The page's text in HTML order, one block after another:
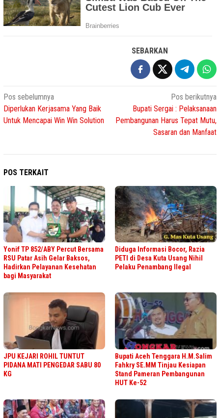
SEBARKAN
Navigasi
pos
Pos sebelumnya
Diperlukan Kerjasama Yang Baik
Untuk Mencapai Win Win Solution
Pos berikutnya
Bupati Sergai : Pelaksanaan
Pembangunan Harus Tepat Mutu,
Sasaran dan Manfaat
POS TERKAIT
Yonif TP 852/ABY Percut Bersama
RSU Patar Asih Gelar Baksos,
Hadirkan Pelayanan Kesehatan
bagi Masyarakat
Diduga Informasi Bocor, Razia
PETI di Desa Kuta Usang Nihil
Pelaku Penambang Ilegal
JPU KEJARI ROHIL TUNTUT
PIDANA MATI PENGEDAR SABU 80
KG
Bupati Aceh Tenggara H.M.Salim
Fahkry SE.MM Tinjau Kesiapan
Stand Pameran Pembangunan
HUT Ke-52